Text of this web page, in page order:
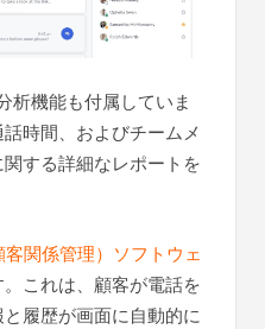
析機能も付属していま
時間、およびチームメ
する詳細なレポートを
客関係管理）ソフトウェ
これは、顧客が電話を
履歴が画面に自動的に